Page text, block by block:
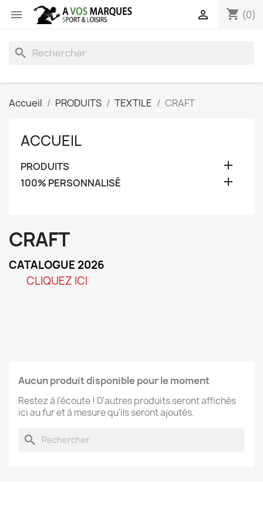
 shopping_cart (0)

search
Accueil PRODUITS TEXTILE CRAFT
ACCUEIL
PRODUITS 
100% PERSONNALISÉ 
CRAFT
CATALOGUE 2026
CLIQUEZ ICI
Aucun produit disponible pour le moment
Restez à l'écoute ! D'autres produits seront affichés
ici au fur et à mesure qu'ils seront ajoutés.
search